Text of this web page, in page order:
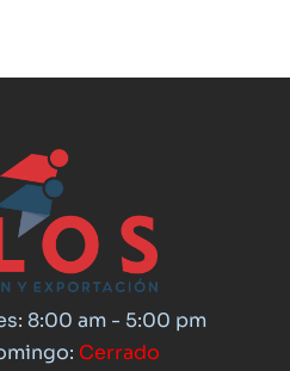
8:00 am - 5:00 pm
Cerrado